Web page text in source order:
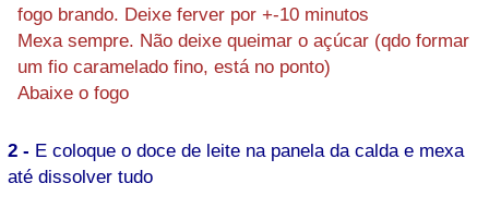
fogo brando. Deixe ferver por +-10 minutos
Mexa sempre. Não deixe queimar o açúcar (qdo formar
um fio caramelado fino, está no ponto)
Abaixe o fogo
2 - E coloque o doce de leite na panela da calda e mexa
até dissolver tudo